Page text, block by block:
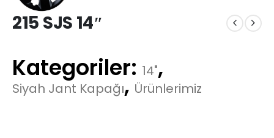
215 SJS 14″
Kategoriler: 14",
Siyah Jant Kapağı,Ürünlerimiz